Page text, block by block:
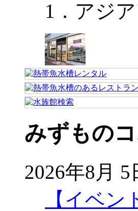
1．アジ
みずもの
2026年8月 5
【イベ